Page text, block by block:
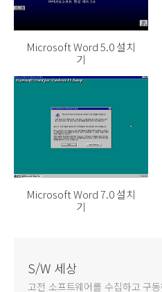
Microsoft Word 5.0 설치
기
Microsoft Word 7.0 설치
기
S/W 세상
고전 소프트웨어를 수집하고 구